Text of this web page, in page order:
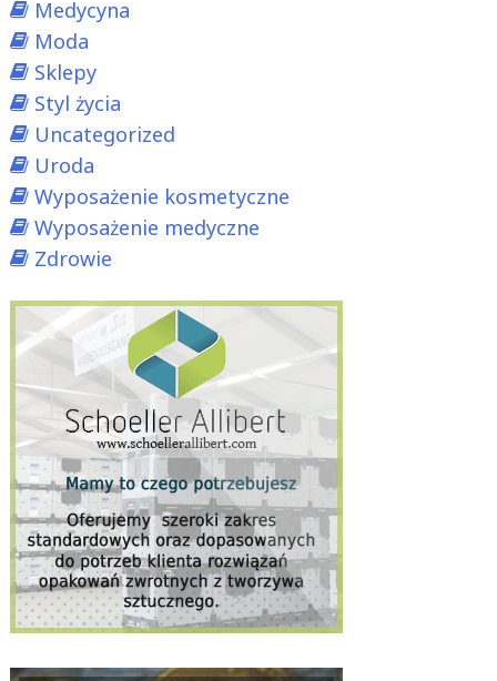
Medycyna
Moda
Sklepy
Styl życia
Uncategorized
Uroda
Wyposażenie kosmetyczne
Wyposażenie medyczne
Zdrowie